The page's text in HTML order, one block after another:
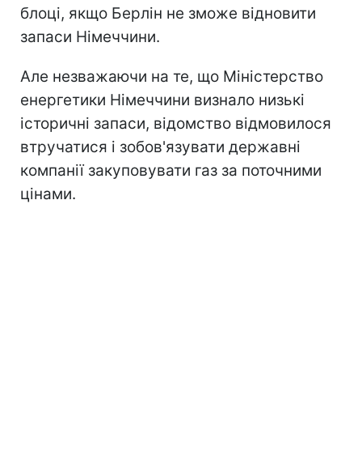
блоці, якщо Берлін не зможе відновити
запаси Німеччини.
Але незважаючи на те, що Міністерство
енергетики Німеччини визнало низькі
історичні запаси, відомство відмовилося
втручатися і зобов'язувати державні
компанії закуповувати газ за поточними
цінами.